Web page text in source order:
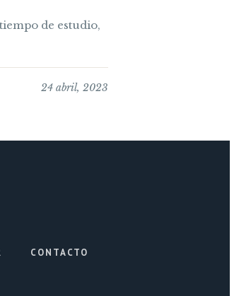
de estudio,
24 abril, 2023
CONTACTO